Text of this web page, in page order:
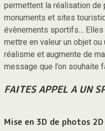
permettent la réalisation de
monuments et sites
évènements sportifs…
mettre en valeur un objet
réalisme et augmente de
message que l’on souhaite
FAITES APPEL A UN
Mise en 3D de photos 2D